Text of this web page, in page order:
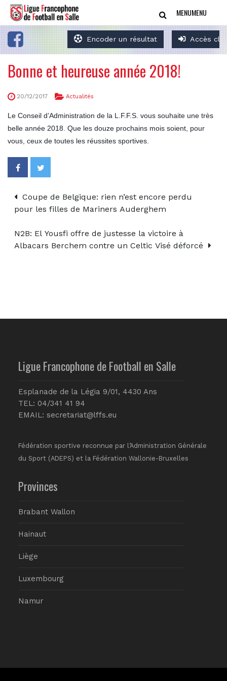
Encoder un résultat Accès
MENUMENU
Bonne et heureuse année 2018!
20/12/2017 Actualités
Le Conseil d’Administration de la L.F.F.S. vous souhaite une très
belle année 2018. Que les douze prochains mois soient, pour
vous, ceux de toutes les réussites sportives.
Coupe de Belgique: rien n’est encore perdu
pour les filles de Mariners Auderghem
N2B: El Yousfi offre de justesse la victoire à
Albacars Berchem contre un Celtic Visé déforcé
Ligue Francophone de Football en Salle
Esplanade de la Légia 9/01, 4430 Ans
TEL: 04/341 41 94
EMAIL: secretariat@lffs.eu
Fédération sportive reconnue par l’Administration Générale
du Sport (ADEPS) et la Fédération Wallonie-Bruxelles
Provinces
Brabant Wallon
Hainaut
Liège
Luxembourg
Namur